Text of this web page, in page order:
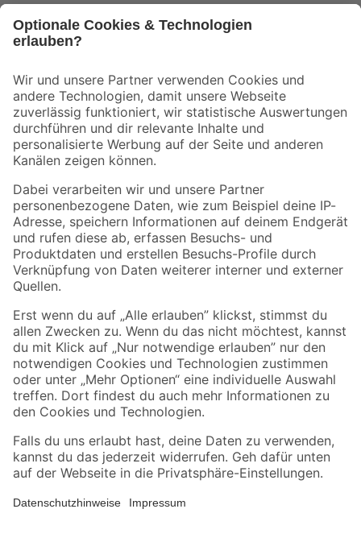
Der toom Newsletter: Keine Angebote und Aktionen mehr verpassen!
Zur Newsletter Anmeldung
Folge uns
Zahlungsarten Versandarten
Sicher einkaufen
Jetzt die toom-App herunterladen
Alle Preisangaben in EUR inkl. gesetzl. MwSt.. Die dargestellten Angebote sind unter
Umständen nicht in allen Märkten verfügbar. Die angegebenen Verfügbarkeiten beziehen
Produkte nur solange der Vorrat reicht.
*Paketversand ab 59 € versandkostenfrei, gilt nicht für Artikel mit Speditionsversand, hier